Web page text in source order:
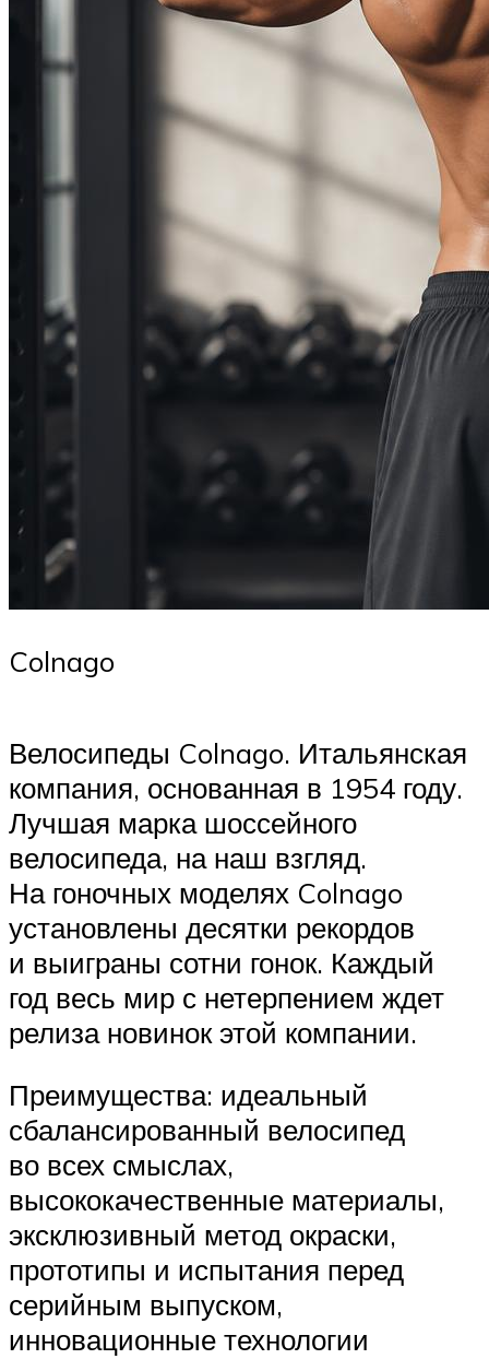
Colnago
Велосипеды Colnago. Итальянская
компания, основанная в 1954 году.
Лучшая марка шоссейного
велосипеда, на наш взгляд.
На гоночных моделях Colnago
установлены десятки рекордов
и выиграны сотни гонок. Каждый
год весь мир с нетерпением ждет
релиза новинок этой компании.
Преимущества: идеальный
сбалансированный велосипед
во всех смыслах,
высококачественные материалы,
эксклюзивный метод окраски,
прототипы и испытания перед
серийным выпуском,
инновационные технологии